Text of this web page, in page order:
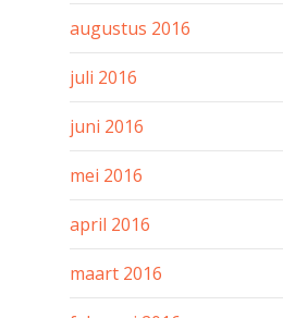
augustus 2016
juli 2016
juni 2016
mei 2016
april 2016
maart 2016